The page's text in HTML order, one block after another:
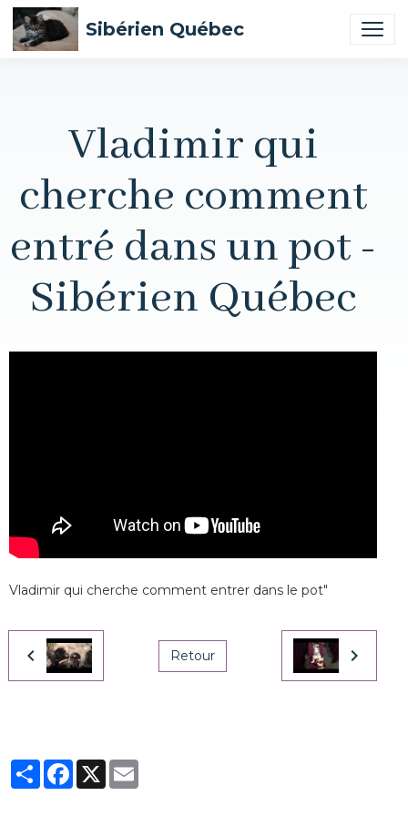
Sibérien Québec
Vladimir qui
cherche comment
entré dans un pot -
Sibérien Québec
Vladimir qui cherche comment entrer dans le pot"
Retour
PartagerFacebook
X